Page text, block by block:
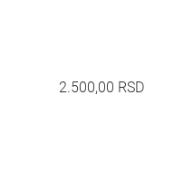
2.500,00 RSD